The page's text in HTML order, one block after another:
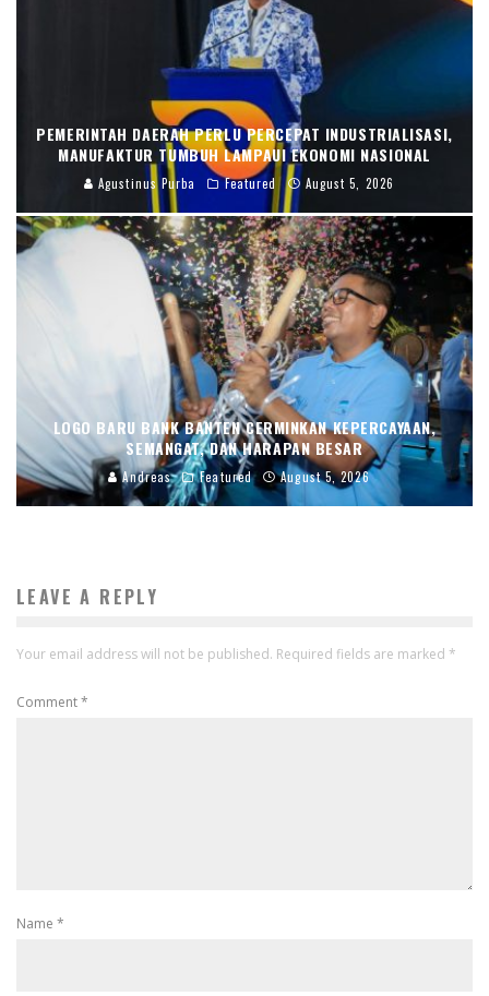
PEMERINTAH DAERAH PERLU PERCEPAT INDUSTRIALISASI,
MANUFAKTUR TUMBUH LAMPAUI EKONOMI NASIONAL
Agustinus Purba Featured August 5, 2026
LOGO BARU BANK BANTEN CERMINKAN KEPERCAYAAN,
SEMANGAT, DAN HARAPAN BESAR
Andreas Featured August 5, 2026
LEAVE A REPLY
Your email address will not be published. Required fields are marked *
Comment*
Name *